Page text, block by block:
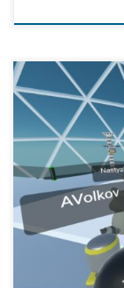
Продолжается прием
международном
конкурс
советом